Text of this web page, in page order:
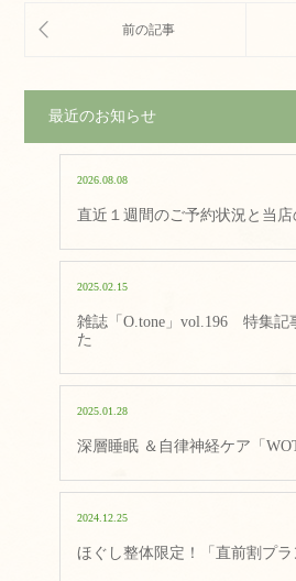
最近のお知らせ
2026.08.08
直近１週間のご予約状況と当
2025.02.15
雑誌「O.tone」vol.196 特集記
た
2025.01.28
深層睡眠 ＆自律神経ケア「
2024.12.25
ほぐし整体限定！「直前割プ